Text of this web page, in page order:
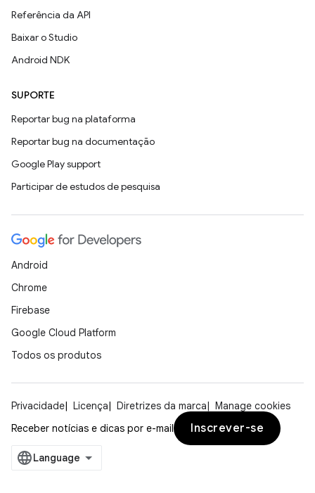
Referência da API
Baixar o Studio
Android NDK
SUPORTE
Reportar bug na plataforma
Reportar bug na documentação
Google Play support
Participar de estudos de pesquisa
Android
Chrome
Firebase
Google Cloud Platform
Todos os produtos
Privacidade Licença Diretrizes da marca
Manage cookies
Receber notícias e dicas por e-mail
Inscrever-se